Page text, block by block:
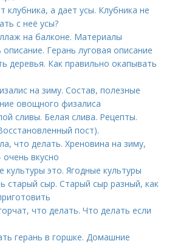
клубника, а дает усы. Клубника не
с неё усы?
на балконе. Материалы
Герань луговая описание
деревья. Как правильно окапывать
на зиму. Состав, полезные
овощного физалиса
сливы. Белая слива. Рецепты.
пост).
что делать. Хреновина на зиму,
вкусно
культуры это. Ягодные культуры
старый сыр. Старый сыр разный, как
что делать. Что делать если
герань в горшке. Домашние